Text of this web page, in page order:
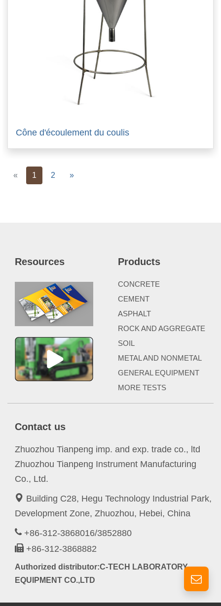
Cône d'écoulement du coulis
« Previous
1 2 »Next
Resources Products
CONCRETE
CEMENT
ASPHALT
ROCK AND AGGREGATE
SOIL
METAL AND NONMETAL
GENERAL EQUIPMENT
MORE TESTS
Contact us
Zhuozhou Tianpeng imp. and exp. trade co., ltd
Zhuozhou Tianpeng Instrument Manufacturing
Co., Ltd.
Building C28, Hegu Technology Industrial Park,
Development Zone, Zhuozhou, Hebei, China
+86-312-3868016/3852880
+86-312-3868882
Authorized distributor:C-TECH LABORATORY
EQUIPMENT CO.,LTD